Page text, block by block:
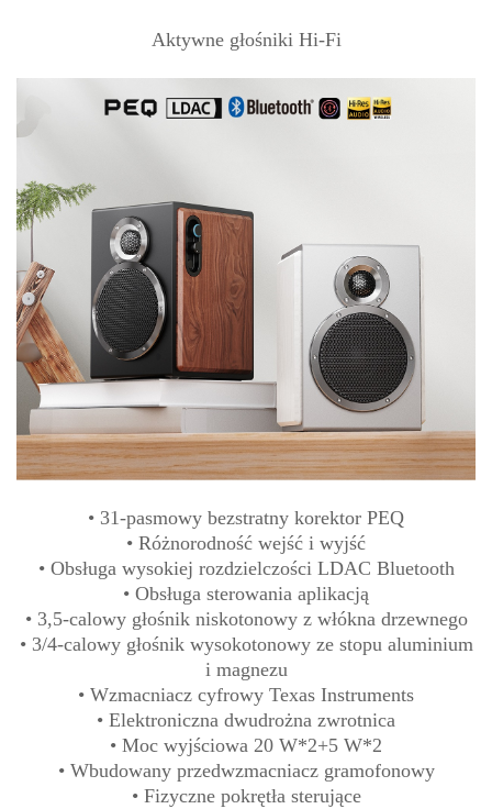
Aktywne głośniki Hi-Fi
• 31-pasmowy bezstratny korektor PEQ
• Różnorodność wejść i wyjść
• Obsługa wysokiej rozdzielczości LDAC Bluetooth
• Obsługa sterowania aplikacją
• 3,5-calowy głośnik niskotonowy z włókna drzewnego
• 3/4-calowy głośnik wysokotonowy ze stopu aluminium
i magnezu
• Wzmacniacz cyfrowy Texas Instruments
• Elektroniczna dwudrożna zwrotnica
• Moc wyjściowa 20 W*2+5 W*2
• Wbudowany przedwzmacniacz gramofonowy
• Fizyczne pokrętła sterujące